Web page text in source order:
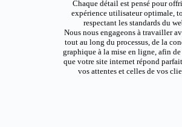
Chaque détail est pensé pour
expérience utilisateur optimale,
respectant les standards du
Nous nous engageons à travailler
tout au long du processus, de la
graphique à la mise en ligne, afin
que votre site internet répond
vos attentes et celles de vos